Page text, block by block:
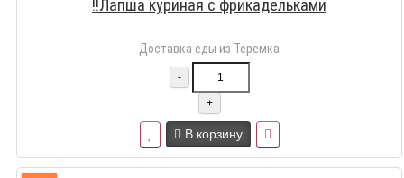
!!Лапша куриная с фрикадельками
Доставка еды из Теремка
-
+
В корзину